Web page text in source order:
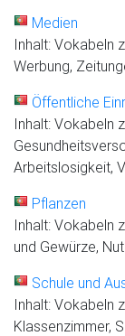
Medien
Inhalt: Vokabeln
Werbung,
Öffentliche
Inhalt: Vokabeln
Arbeitslosigkeit,
Pflanzen
Inhalt: Vokabeln
und Gewürze,
Schule und
Inhalt: Vokabeln
Klassenzimmer,